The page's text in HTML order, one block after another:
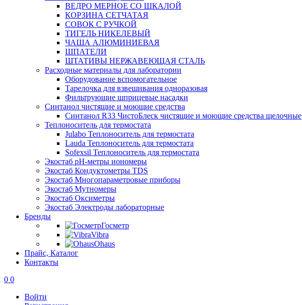
ВЕДРО МЕРНОЕ СО ШКАЛОЙ
КОРЗИНА СЕТЧАТАЯ
СОВОК С РУЧКОЙ
ТИГЕЛЬ НИКЕЛЕВЫЙ
ЧАША АЛЮМИНИЕВАЯ
ШПАТЕЛИ
ШТАТИВЫ НЕРЖАВЕЮЩАЯ СТАЛЬ
Расходные материалы для лаборатории
Оборудование вспомогательное
Тарелочка для взвешивания одноразовая
Фильтрующие шприцевые насадки
Синтанол чистящие и моющие средства
Синтанол R33 ЧистоБлеск чистящие и моющие средства щелочные
Теплоноситель для термостата
Julabo Теплоноситель для термостата
Lauda Теплоноситель для термостата
Sofexsil Теплоноситель для термостата
Экостаб pH-метры иономеры
Экостаб Кондуктометры TDS
Экостаб Многопараметровые приборы
Экостаб Мутномеры
Экостаб Оксиметры
Экостаб Электроды лабораторные
Бренды
Госметр
Vibra
Ohaus
Прайс, Каталог
Контакты
0 0
Войти